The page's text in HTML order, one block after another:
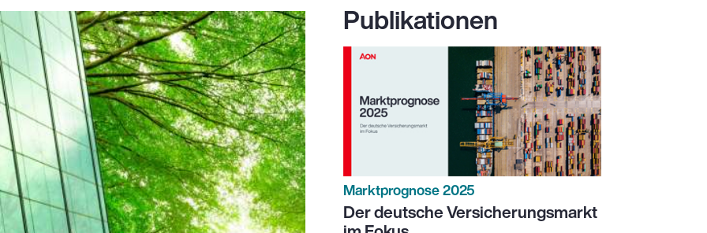
Publikationen
Marktprognose 2025
Der deutsche Versicherungsmarkt